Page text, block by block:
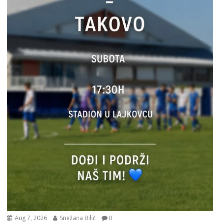
Aug 7, 2026 Snežana Bilić 0